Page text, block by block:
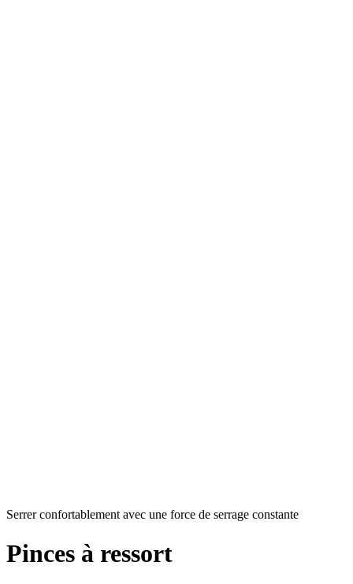
Serrer confortablement avec une force de serrage constante
Pinces à ressort